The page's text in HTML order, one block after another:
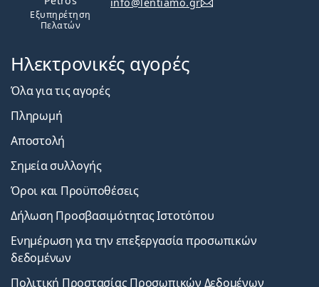
Εξυπηρέτηση
Πελατών
Ηλεκτρονικές αγορές
Όλα για τις αγορές
Πληρωμή
Αποστολή
Σημεία συλλογής
Όροι και Προϋποθέσεις
Δήλωση Προσβασιμότητας Ιστοτόπου
Ενημέρωση για την επεξεργασία προσωπικών
δεδομένων
Πολιτική Προστασίας Προσωπικών Δεδομένων